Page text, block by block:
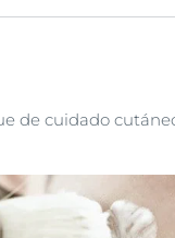
de cuidado